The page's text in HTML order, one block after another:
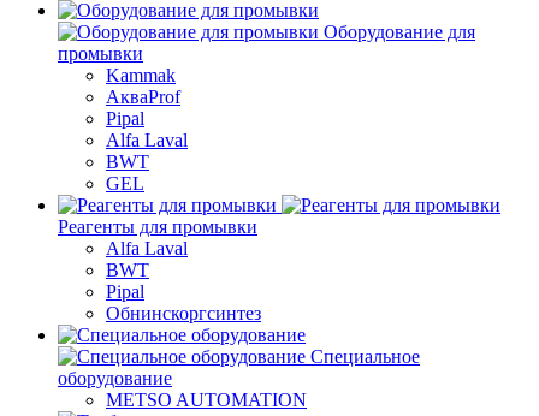
Оборудование для
промывки
Kammak
АкваProf
Pipal
Alfa Laval
BWT
GEL
Реагенты для промывки
Alfa Laval
BWT
Pipal
Обнинскоргсинтез
Специальное
оборудование
METSO AUTOMATION